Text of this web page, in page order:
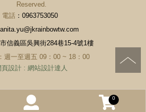
0
Reserved.
電話 ：0963753050
anita.yu@jkrainbowtw.com
市信義區吳興街284巷15-4號1樓
週一至週五 09：00 ~ 18：00
頁設計 : 網站設計達人